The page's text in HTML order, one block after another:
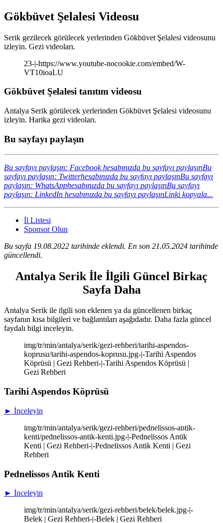
Gökbüvet Şelalesi Videosu
Serik gezilecek görülecek yerlerinden Gökbüvet Şelalesi videosunu
izleyin. Gezi videoları.
23-|-https://www.youtube-nocookie.com/embed/W-
VT10ioaLU
Gökbüvet Şelalesi tanıtım videosu
Antalya Serik görülecek yerlerinden Gökbüvet Şelalesi videosunu
izleyin. Harika gezi videoları.
Bu sayfayı paylaşın
Bu sayfayı paylaşın: Facebook hesabınızda bu sayfayı paylaşınBu
sayfayı paylaşın: Twitterhesabınızda bu sayfayı paylaşınBu sayfayı
paylaşın: WhatsApphesabınızda bu sayfayı paylaşınBu sayfayı
paylaşın: LinkedIn hesabınızda bu sayfayı paylaşınLinki kopyala...
İl Listesi
Sponsor Olun
Bu sayfa 19.08.2022 tarihinde eklendi. En son 21.05.2024 tarihinde
güncellendi.
Antalya Serik İle İlgili Güncel Birkaç
Sayfa Daha
Antalya Serik ile ilgili son eklenen ya da güncellenen birkaç
sayfanın kısa bilgileri ve bağlantıları aşağıdadır. Daha fazla güncel
faydalı bilgi inceleyin.
img/tr/min/antalya/serik/gezi-rehberi/tarihi-aspendos-
koprusu/tarihi-aspendos-koprusu.jpg-|-Tarihi Aspendos
Köprüsü | Gezi Rehberi-|-Tarihi Aspendos Köprüsü |
Gezi Rehberi
Tarihi Aspendos Köprüsü
► İnceleyin
img/tr/min/antalya/serik/gezi-rehberi/pednelissos-antik-
kenti/pednelissos-antik-kenti.jpg-|-Pednelissos Antik
Kenti | Gezi Rehberi-|-Pednelissos Antik Kenti | Gezi
Rehberi
Pednelissos Antik Kenti
► İnceleyin
img/tr/min/antalya/serik/gezi-rehberi/belek/belek.jpg-|-
Belek | Gezi Rehberi-|-Belek | Gezi Rehberi